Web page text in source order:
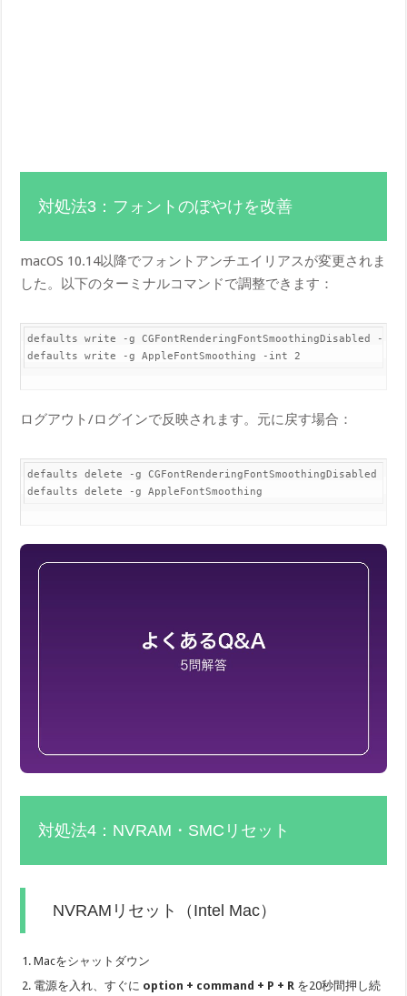
対処法3：フォントのぼやけを改善
macOS 10.14以降でフォントアンチエイリアスが変更されま
した。以下のターミナルコマンドで調整できます：
defaults write -g CGFontRenderingFontSmoothingDisabled -bool
defaults write -g AppleFontSmoothing -int 2
ログアウト/ログインで反映されます。元に戻す場合：
defaults delete -g CGFontRenderingFontSmoothingDisabled
defaults delete -g AppleFontSmoothing
対処法4：NVRAM・SMCリセット
NVRAMリセット（Intel Mac）
Macをシャットダウン
電源を入れ、すぐに option + command + P + R を20秒間押し続